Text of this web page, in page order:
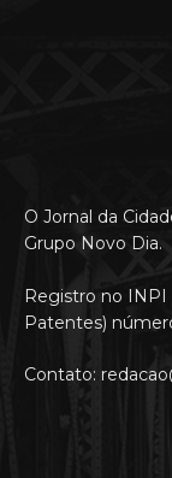
O Jornal da
Grupo Novo Dia.
Registro no
Patentes)
Contato: